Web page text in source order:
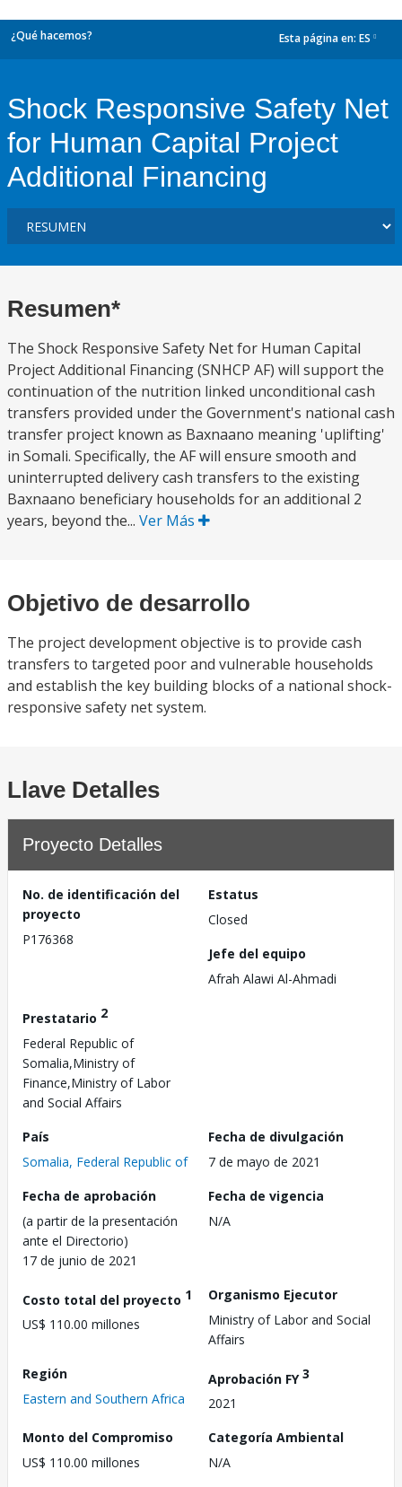
¿Qué hacemos? Esta página en: ES
Shock Responsive Safety Net
for Human Capital Project
Additional Financing
Resumen*
The Shock Responsive Safety Net for Human Capital
Project Additional Financing (SNHCP AF) will support the
continuation of the nutrition linked unconditional cash
transfers provided under the Government's national cash
transfer project known as Baxnaano meaning 'uplifting'
in Somali. Specifically, the AF will ensure smooth and
uninterrupted delivery cash transfers to the existing
Baxnaano beneficiary households for an additional 2
years, beyond the... Ver Más
Objetivo de desarrollo
The project development objective is to provide cash
transfers to targeted poor and vulnerable households
and establish the key building blocks of a national shock-
responsive safety net system.
Llave Detalles
Proyecto Detalles
No. de identificación del
proyecto
P176368
Estatus
Closed
Jefe del equipo
Afrah Alawi Al-Ahmadi
Prestatario 2
Federal Republic of
Somalia,Ministry of
Finance,Ministry of Labor
and Social Affairs
País
Somalia, Federal Republic of
Fecha de divulgación
7 de mayo de 2021
Fecha de aprobación
(a partir de la presentación
ante el Directorio)
17 de junio de 2021
Fecha de vigencia
N/A
Costo total del proyecto 1
US$ 110.00 millones
Organismo Ejecutor
Ministry of Labor and Social
Affairs
Región
Eastern and Southern Africa
Aprobación FY3
2021
Monto del Compromiso
US$ 110.00 millones
Categoría Ambiental
N/A